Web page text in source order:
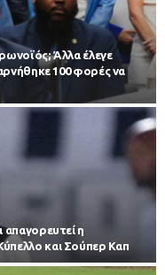
Άλλα έλεγε
100 φορές να
η
και Σούπερ Καπ